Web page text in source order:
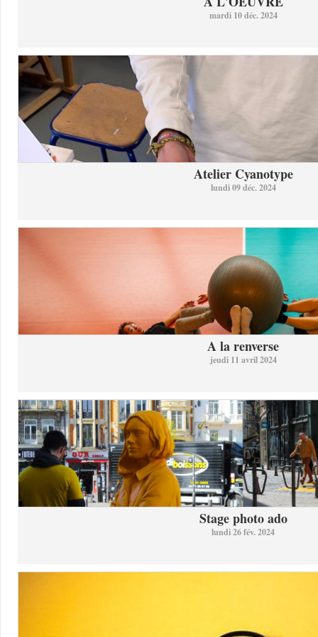
mardi 10 déc. 2024
Atelier Cyanotype
lundi 09 déc. 2024
A la renverse
jeudi 11 avril 2024
Stage photo ado
lundi 26 fév. 2024